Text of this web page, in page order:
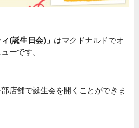
(誕生日会)」 はマクドナルドでオ
ーです。
店舗で誕生会を開くことができま